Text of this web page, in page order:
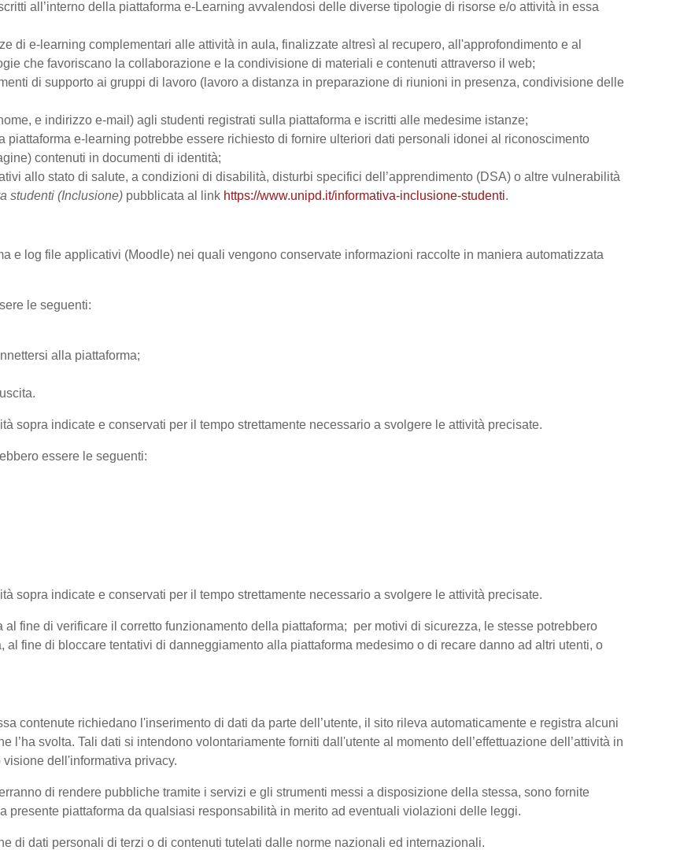
all’interno della piattaforma e-Learning avvalendosi delle diverse tipologie di risorse e/o attività in essa
di e-learning complementari alle attività in aula, finalizzate altresì al recupero, all'approfondimento e al
che favoriscano la collaborazione e la condivisione di materiali e contenuti attraverso il web;
di supporto ai gruppi di lavoro (lavoro a distanza in preparazione di riunioni in presenza, condivisione delle
e indirizzo e-mail) agli studenti registrati sulla piattaforma e iscritti alle medesime istanze;
piattaforma e-learning potrebbe essere richiesto di fornire ulteriori dati personali idonei al riconoscimento
contenuti in documenti di identità;
allo stato di salute, a condizioni di disabilità, disturbi specifici dell’apprendimento (DSA) o altre vulnerabilità
studenti (Inclusione) pubblicata al link https://www.unipd.it/informativa-inclusione-studenti.
e log file applicativi (Moodle) nei quali vengono conservate informazioni raccolte in maniera automatizzata
le seguenti:
alla piattaforma;
sopra indicate e conservati per il tempo strettamente necessario a svolgere le attività precisate.
essere le seguenti:
sopra indicate e conservati per il tempo strettamente necessario a svolgere le attività precisate.
fine di verificare il corretto funzionamento della piattaforma; per motivi di sicurezza, le stesse potrebbero
fine di bloccare tentativi di danneggiamento alla piattaforma medesimo o di recare danno ad altri utenti, o
contenute richiedano l'inserimento di dati da parte dell’utente, il sito rileva automaticamente e registra alcuni
l’ha svolta. Tali dati si intendono volontariamente forniti dall'utente al momento dell’effettuazione dell’attività in
dell'informativa privacy.
di rendere pubbliche tramite i servizi e gli strumenti messi a disposizione della stessa, sono fornite
presente piattaforma da qualsiasi responsabilità in merito ad eventuali violazioni delle leggi.
di dati personali di terzi o di contenuti tutelati dalle norme nazionali ed internazionali.